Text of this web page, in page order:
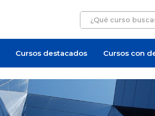
Cursos destacados Cursos con